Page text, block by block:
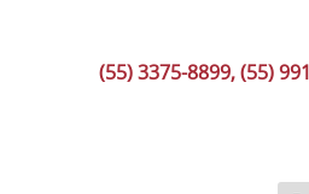
(55) 3375-8899, (55)